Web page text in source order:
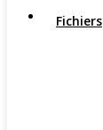
Fichiers